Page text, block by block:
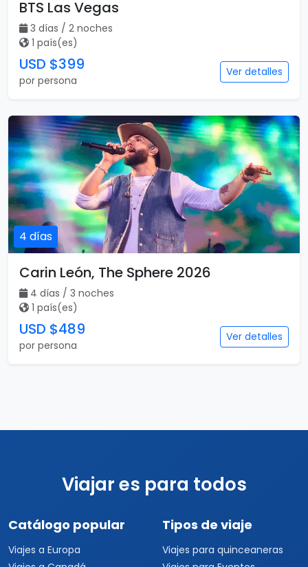
BTS Las Vegas
3 días / 2 noches
1 país(es)
USD $399
por persona
Ver detalles
4 días
Carin León, The Sphere 2026
4 días / 3 noches
1 país(es)
USD $489
por persona
Ver detalles
Viajar es para todos
Catálogo popular
Viajes a Europa
Tipos de viaje
Viajes para quinceaneras